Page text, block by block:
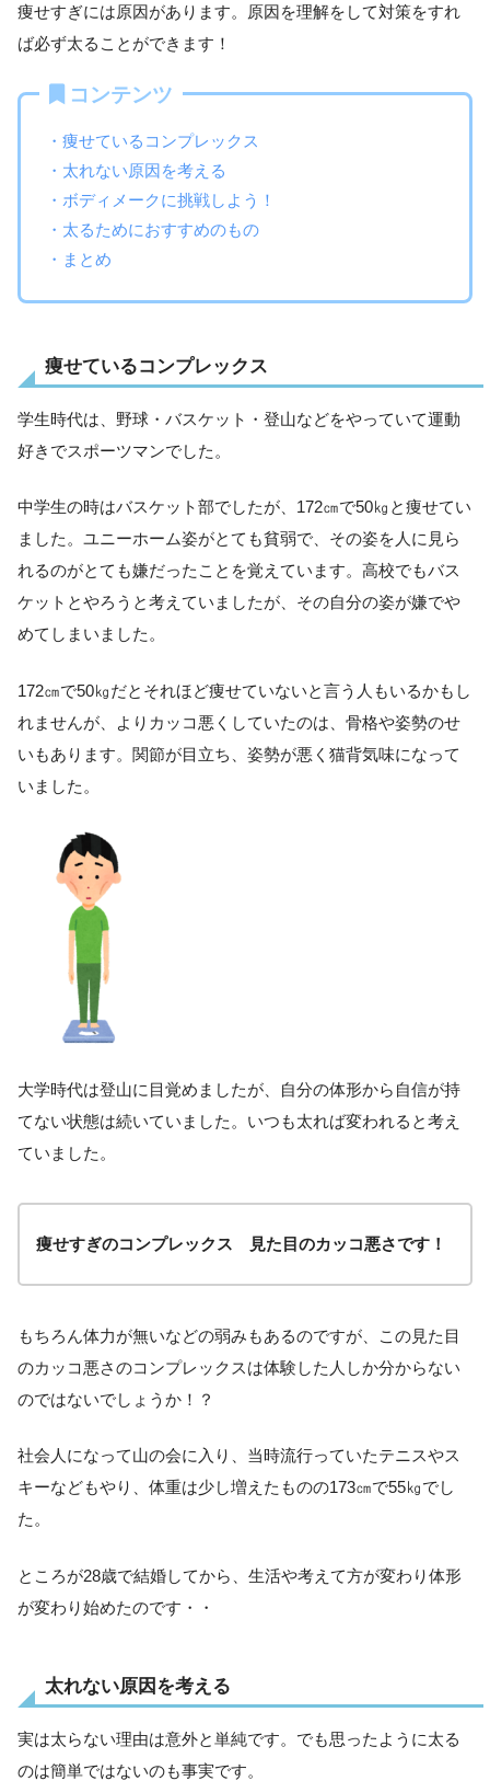
痩せすぎには原因があります。原因を理解をして対策をすれ
ば必ず太ることができます！
コンテンツ
・痩せているコンプレックス
・太れない原因を考える
・ボディメークに挑戦しよう！
・太るためにおすすめのもの
・まとめ
痩せているコンプレックス
学生時代は、野球・バスケット・登山などをやっていて運動
好きでスポーツマンでした。
中学生の時はバスケット部でしたが、172㎝で50㎏と痩せてい
ました。ユニーホーム姿がとても貧弱で、その姿を人に見ら
れるのがとても嫌だったことを覚えています。高校でもバス
ケットとやろうと考えていましたが、その自分の姿が嫌でや
めてしまいました。
172㎝で50㎏だとそれほど痩せていないと言う人もいるかもし
れませんが、よりカッコ悪くしていたのは、骨格や姿勢のせ
いもあります。関節が目立ち、姿勢が悪く猫背気味になって
いました。
大学時代は登山に目覚めましたが、自分の体形から自信が持
てない状態は続いていました。いつも太れば変われると考え
ていました。
痩せすぎのコンプレックス 見た目のカッコ悪さです！
もちろん体力が無いなどの弱みもあるのですが、この見た目
のカッコ悪さのコンプレックスは体験した人しか分からない
のではないでしょうか！？
社会人になって山の会に入り、当時流行っていたテニスやス
キーなどもやり、体重は少し増えたものの173㎝で55㎏でし
た。
ところが28歳で結婚してから、生活や考えて方が変わり体形
が変わり始めたのです・・
太れない原因を考える
実は太らない理由は意外と単純です。でも思ったように太る
のは簡単ではないのも事実です。